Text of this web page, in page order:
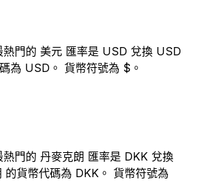
熱門的 美元 匯率是 USD 兌換 USD
為 USD。 貨幣符號為 $。
門的 丹麥克朗 匯率是 DKK 兌換
貨幣代碼為 DKK。 貨幣符號為